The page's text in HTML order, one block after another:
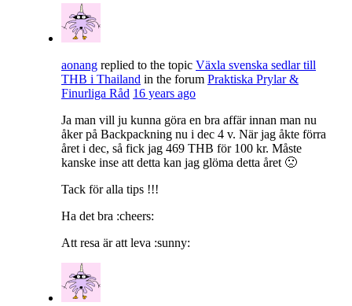
aonang replied to the topic Växla svenska sedlar till
THB i Thailand in the forum Praktiska Prylar &
Finurliga Råd 16 years ago
Ja man vill ju kunna göra en bra affär innan man nu
åker på Backpackning nu i dec 4 v. När jag åkte förra
året i dec, så fick jag 469 THB för 100 kr. Måste
kanske inse att detta kan jag glöma detta året 🙁
Tack för alla tips !!!
Ha det bra :cheers:
Att resa är att leva :sunny: